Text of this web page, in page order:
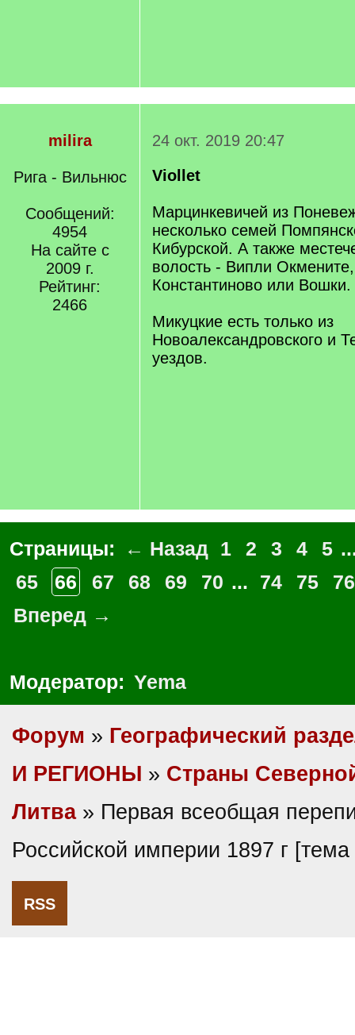
milira
Рига - Вильнюс
Сообщений:
4954
На сайте с
2009 г.
Рейтинг:
2466
24 окт. 2019 20:47
Viollet
Марцинкевичей из
несколько семей
Кибурской. А также
волость - Випли
Константиново или Вошки.
Микуцкие есть только из
Новоалександровского и
уездов.
Страницы: ← Назад 1 2 3 4 5
65
66 67 68 69 70 ... 74 75
76
Вперед →
Модератор: Yema
Форум » Географический
И РЕГИОНЫ » Cтраны
Литва» Первая всеобщая
Российской империи 1897 г
RSS